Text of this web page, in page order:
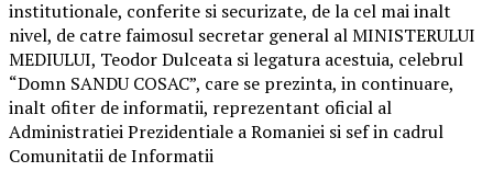
institutionale, conferite si securizate, de la cel mai inalt
nivel, de catre faimosul secretar general al MINISTERULUI
MEDIULUI, Teodor Dulceata si legatura acestuia, celebrul
“Domn SANDU COSAC”, care se prezinta, in continuare,
inalt ofiter de informatii, reprezentant oficial al
Administratiei Prezidentiale a Romaniei si sef in cadrul
Comunitatii de Informatii